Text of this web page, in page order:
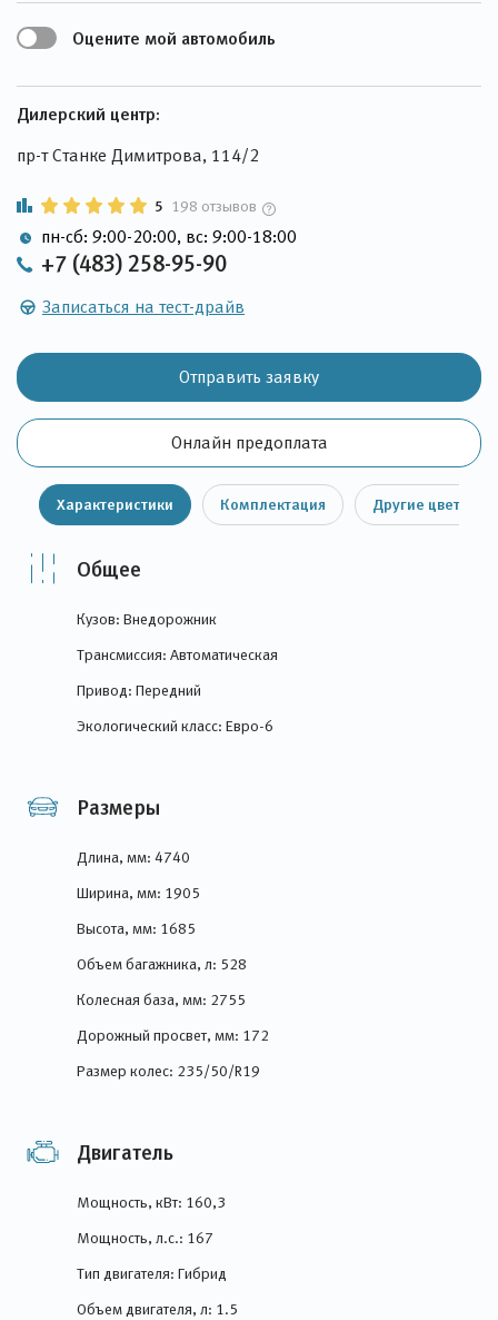
Оцените мой автомобиль
Дилерский центр:
пр-т Станке Димитрова, 114/2
5 198 отзывов
пн-сб: 9:00-20:00, вс: 9:00-18:00
+7 (483) 258-95-90
Записаться на тест-драйв
Онлайн предоплата
Отправить заявку
Характеристики Комплектация Другие цвета
Общее
Кузов: Внедорожник
Трансмиссия: Автоматическая
Привод: Передний
Экологический класс: Евро-6
Размеры
Длина, мм: 4740
Ширина, мм: 1905
Высота, мм: 1685
Объем багажника, л: 528
Колесная база, мм: 2755
Дорожный просвет, мм: 172
Размер колес: 235/50/R19
Двигатель
Мощность, кВт: 160,3
Мощность, л.с.: 167
Тип двигателя: Гибрид
Объем двигателя, л: 1.5